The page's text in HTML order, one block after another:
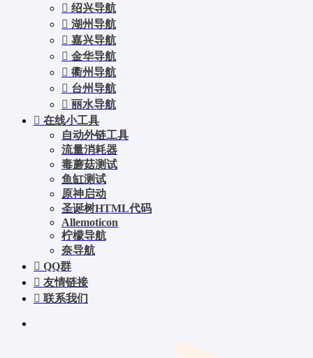
绍兴导航
湖州导航
嘉兴导航
金华导航
衢州导航
台州导航
丽水导航
在线小工具
自动外链工具
流量消耗器
毒蘑菇测试
鱼缸测试
原神启动
圣诞树HTML代码
Allemoticon
柠檬导航
奈导航
QQ群
友情链接
联系我们